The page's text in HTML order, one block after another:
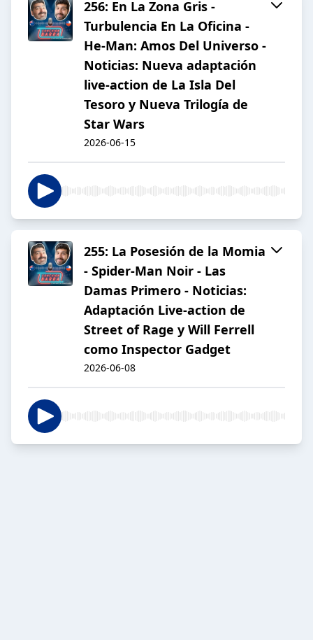
256: En La Zona Gris -
Turbulencia En La Oficina -
He-Man: Amos Del Universo -
Noticias: Nueva adaptación
live-action de La Isla Del
Tesoro y Nueva Trilogía de
Star Wars
2026-06-15
255: La Posesión de la Momia
- Spider-Man Noir - Las
Damas Primero - Noticias:
Adaptación Live-action de
Street of Rage y Will Ferrell
como Inspector Gadget
2026-06-08